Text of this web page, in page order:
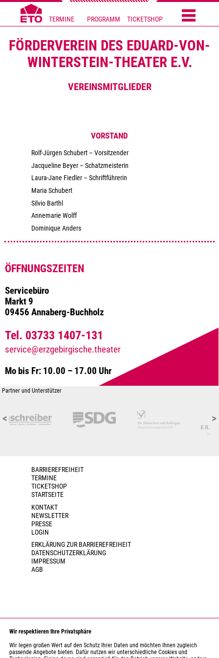
TERMINE PROGRAMM TICKETSHOP
Wir respektieren Ihre Privatsphäre
Wir legen großen Wert auf den Schutz Ihrer Daten und möchten Ihnen zugleich
passende Angebote bieten. Dafür nutzen wir unterschiedliche Cookies und
FÖRDERVEREIN DES EDUARD-VON-
WINTERSTEIN-THEATER E.V.
VEREINSMITGLIEDER
VORSTAND
Rolf-Jürgen Schubert – Vorsitzender
Jacqueline Beyer – Schatzmeisterin
Laura-Jane Fiedler – Schriftführerin
Maria Schubert
Silvio Barthl
Annemarie Wolff
Dominique Anders
ÖFFNUNGSZEITEN
Servicebüro
Markt 9
09456 Annaberg-Buchholz
Tel. 03733 1407-131
service@erzgebirgische.theater
Mo bis Fr: 10.00 – 17.00 Uhr
Partner und Unterstützer
< >
BARRIEREFREIHEIT
TERMINE
TICKETSHOP
STARTSEITE
KONTAKT
NEWSLETTER
PRESSE
LOGIN
ERKLÄRUNG ZUR BARRIEREFREIHEIT
DATENSCHUTZERKLÄRUNG
IMPRESSUM
AGB